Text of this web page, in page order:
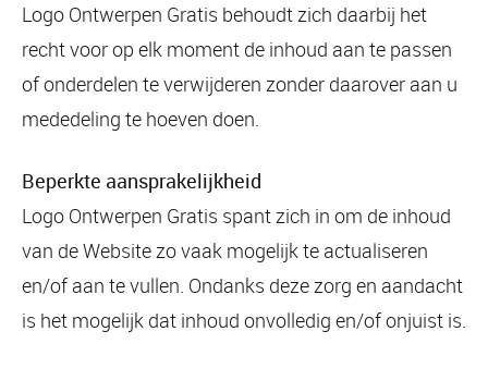
Logo Ontwerpen Gratis behoudt zich daarbij het
recht voor op elk moment de inhoud aan te passen
of onderdelen te verwijderen zonder daarover aan u
mededeling te hoeven doen.
Beperkte aansprakelijkheid
Logo Ontwerpen Gratis spant zich in om de inhoud
van de Website zo vaak mogelijk te actualiseren
en/of aan te vullen. Ondanks deze zorg en aandacht
is het mogelijk dat inhoud onvolledig en/of onjuist is.